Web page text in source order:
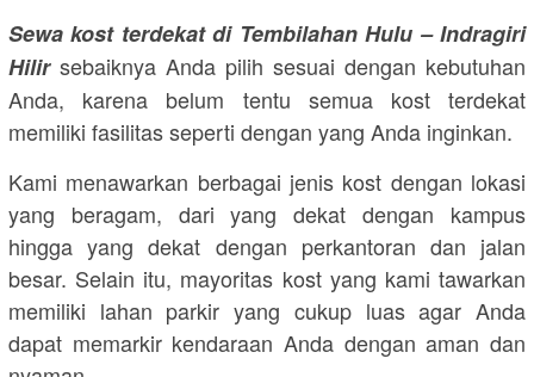
Sewa kost terdekat di Tembilahan Hulu – Indragiri
Hilirsebaiknya Anda pilih sesuai dengan kebutuhan
Anda, karena belum tentu semua kost terdekat
memiliki fasilitas seperti dengan yang Anda inginkan.
Kami menawarkan berbagai jenis kost dengan lokasi
yang beragam, dari yang dekat dengan kampus
hingga yang dekat dengan perkantoran dan jalan
besar. Selain itu, mayoritas kost yang kami tawarkan
memiliki lahan parkir yang cukup luas agar Anda
dapat memarkir kendaraan Anda dengan aman dan